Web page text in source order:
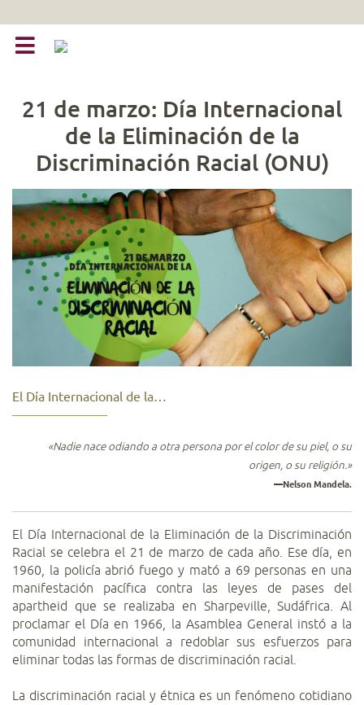
21 de marzo: Día Internacional
de la Eliminación de la
Discriminación Racial (ONU)
El Día Internacional de la…
«Nadie nace odiando a otra persona por el color de su piel, o su
origen, o su religión.»
—Nelson Mandela.
El Día Internacional de la Eliminación de la Discriminación
Racial se celebra el 21 de marzo de cada año. Ese día, en
1960, la policía abrió fuego y mató a 69 personas en una
manifestación pacífica contra las leyes de pases del
apartheid que se realizaba en Sharpeville, Sudáfrica. Al
proclamar el Día en 1966, la Asamblea General instó a la
comunidad internacional a redoblar sus esfuerzos para
eliminar todas las formas de discriminación racial.
La discriminación racial y étnica es un fenómeno cotidiano